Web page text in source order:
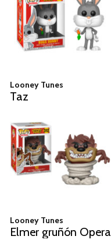
Looney Tunes
Taz
Looney Tunes
Elmer gruñón Opera